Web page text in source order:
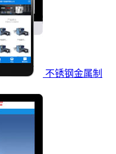
不锈钢金属制